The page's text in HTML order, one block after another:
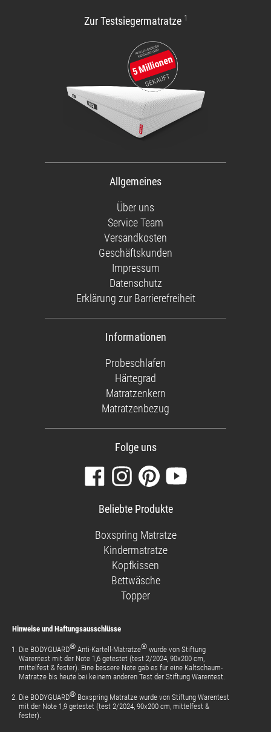
Zur Testsiegermatratze 1
Allgemeines
Über uns
Service Team
Versandkosten
Geschäftskunden
Impressum
Datenschutz
Erklärung zur Barrierefreiheit
Informationen
Probeschlafen
Härtegrad
Matratzenkern
Matratzenbezug
Folge uns
Besuchen
Sie
unsere
Seite
Folgen
Sie
uns
Instagram
Finden
Sie
uns
Pinterest
Sehen
Beliebte Produkte
Boxspring Matratze
Kindermatratze
Kopfkissen
Bettwäsche
Topper
Hinweise und Haftungsausschlüsse
Die BODYGUARD® Anti-Kartell-Matratze® wurde von Stiftung
Warentest mit der Note 1,6 getestet (test 2/2024, 90x200 cm,
mittelfest & fester). Eine bessere Note gab es für eine Kaltschaum-
Matratze bis heute bei keinem anderen Test der Stiftung Warentest.
Die BODYGUARD® Boxspring Matratze wurde von Stiftung Warentest
mit der Note 1,9 getestet (test 2/2024, 90x200 cm, mittelfest &
fester).